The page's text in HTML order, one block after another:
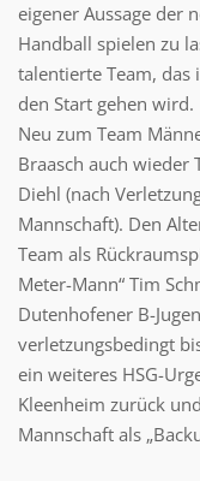
eigener Aussage der
Handball spielen zu
talentierte Team, das
den Start gehen wird.
Neu zum Team
Braasch auch wieder
Diehl (nach
Mannschaft). Den
Team als
Meter-Mann“ Tim
Dutenhofener B-
verletzungsbedingt
ein weiteres HSG-
Kleenheim zurück
Mannschaft als